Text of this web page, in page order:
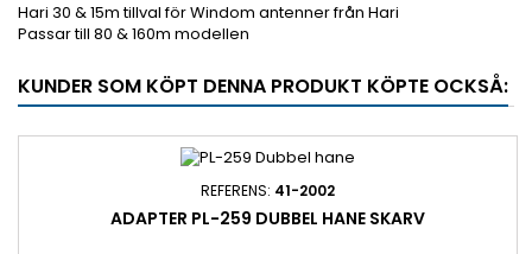
Hari 30 & 15m tillval för Windom antenner från Hari
Passar till 80 & 160m modellen
KUNDER SOM KÖPT DENNA PRODUKT KÖPTE OCKSÅ:
REFERENS: 41-2002
ADAPTER PL-259 DUBBEL HANE SKARV